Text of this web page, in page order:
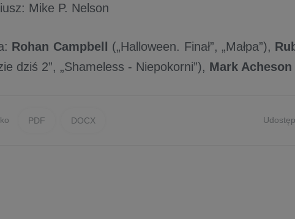
Mike P. Nelson
Rohan Campbell („Halloween. Finał”, „Małpa”),
dziś 2”, „Shameless - Niepokorni”), Mark Acheson
PDF DOCX